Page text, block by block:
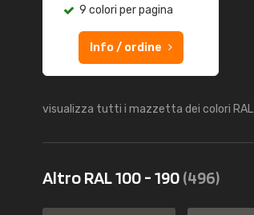
9 colori per pagina
Info / ordine
visualizza tutti i mazzetta dei colori RAL
Altro RAL 100 - 190(496)